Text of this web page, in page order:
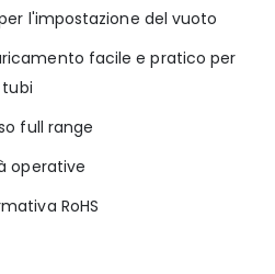
l'impostazione del vuoto
facile e pratico per
full range
operative
RoHS